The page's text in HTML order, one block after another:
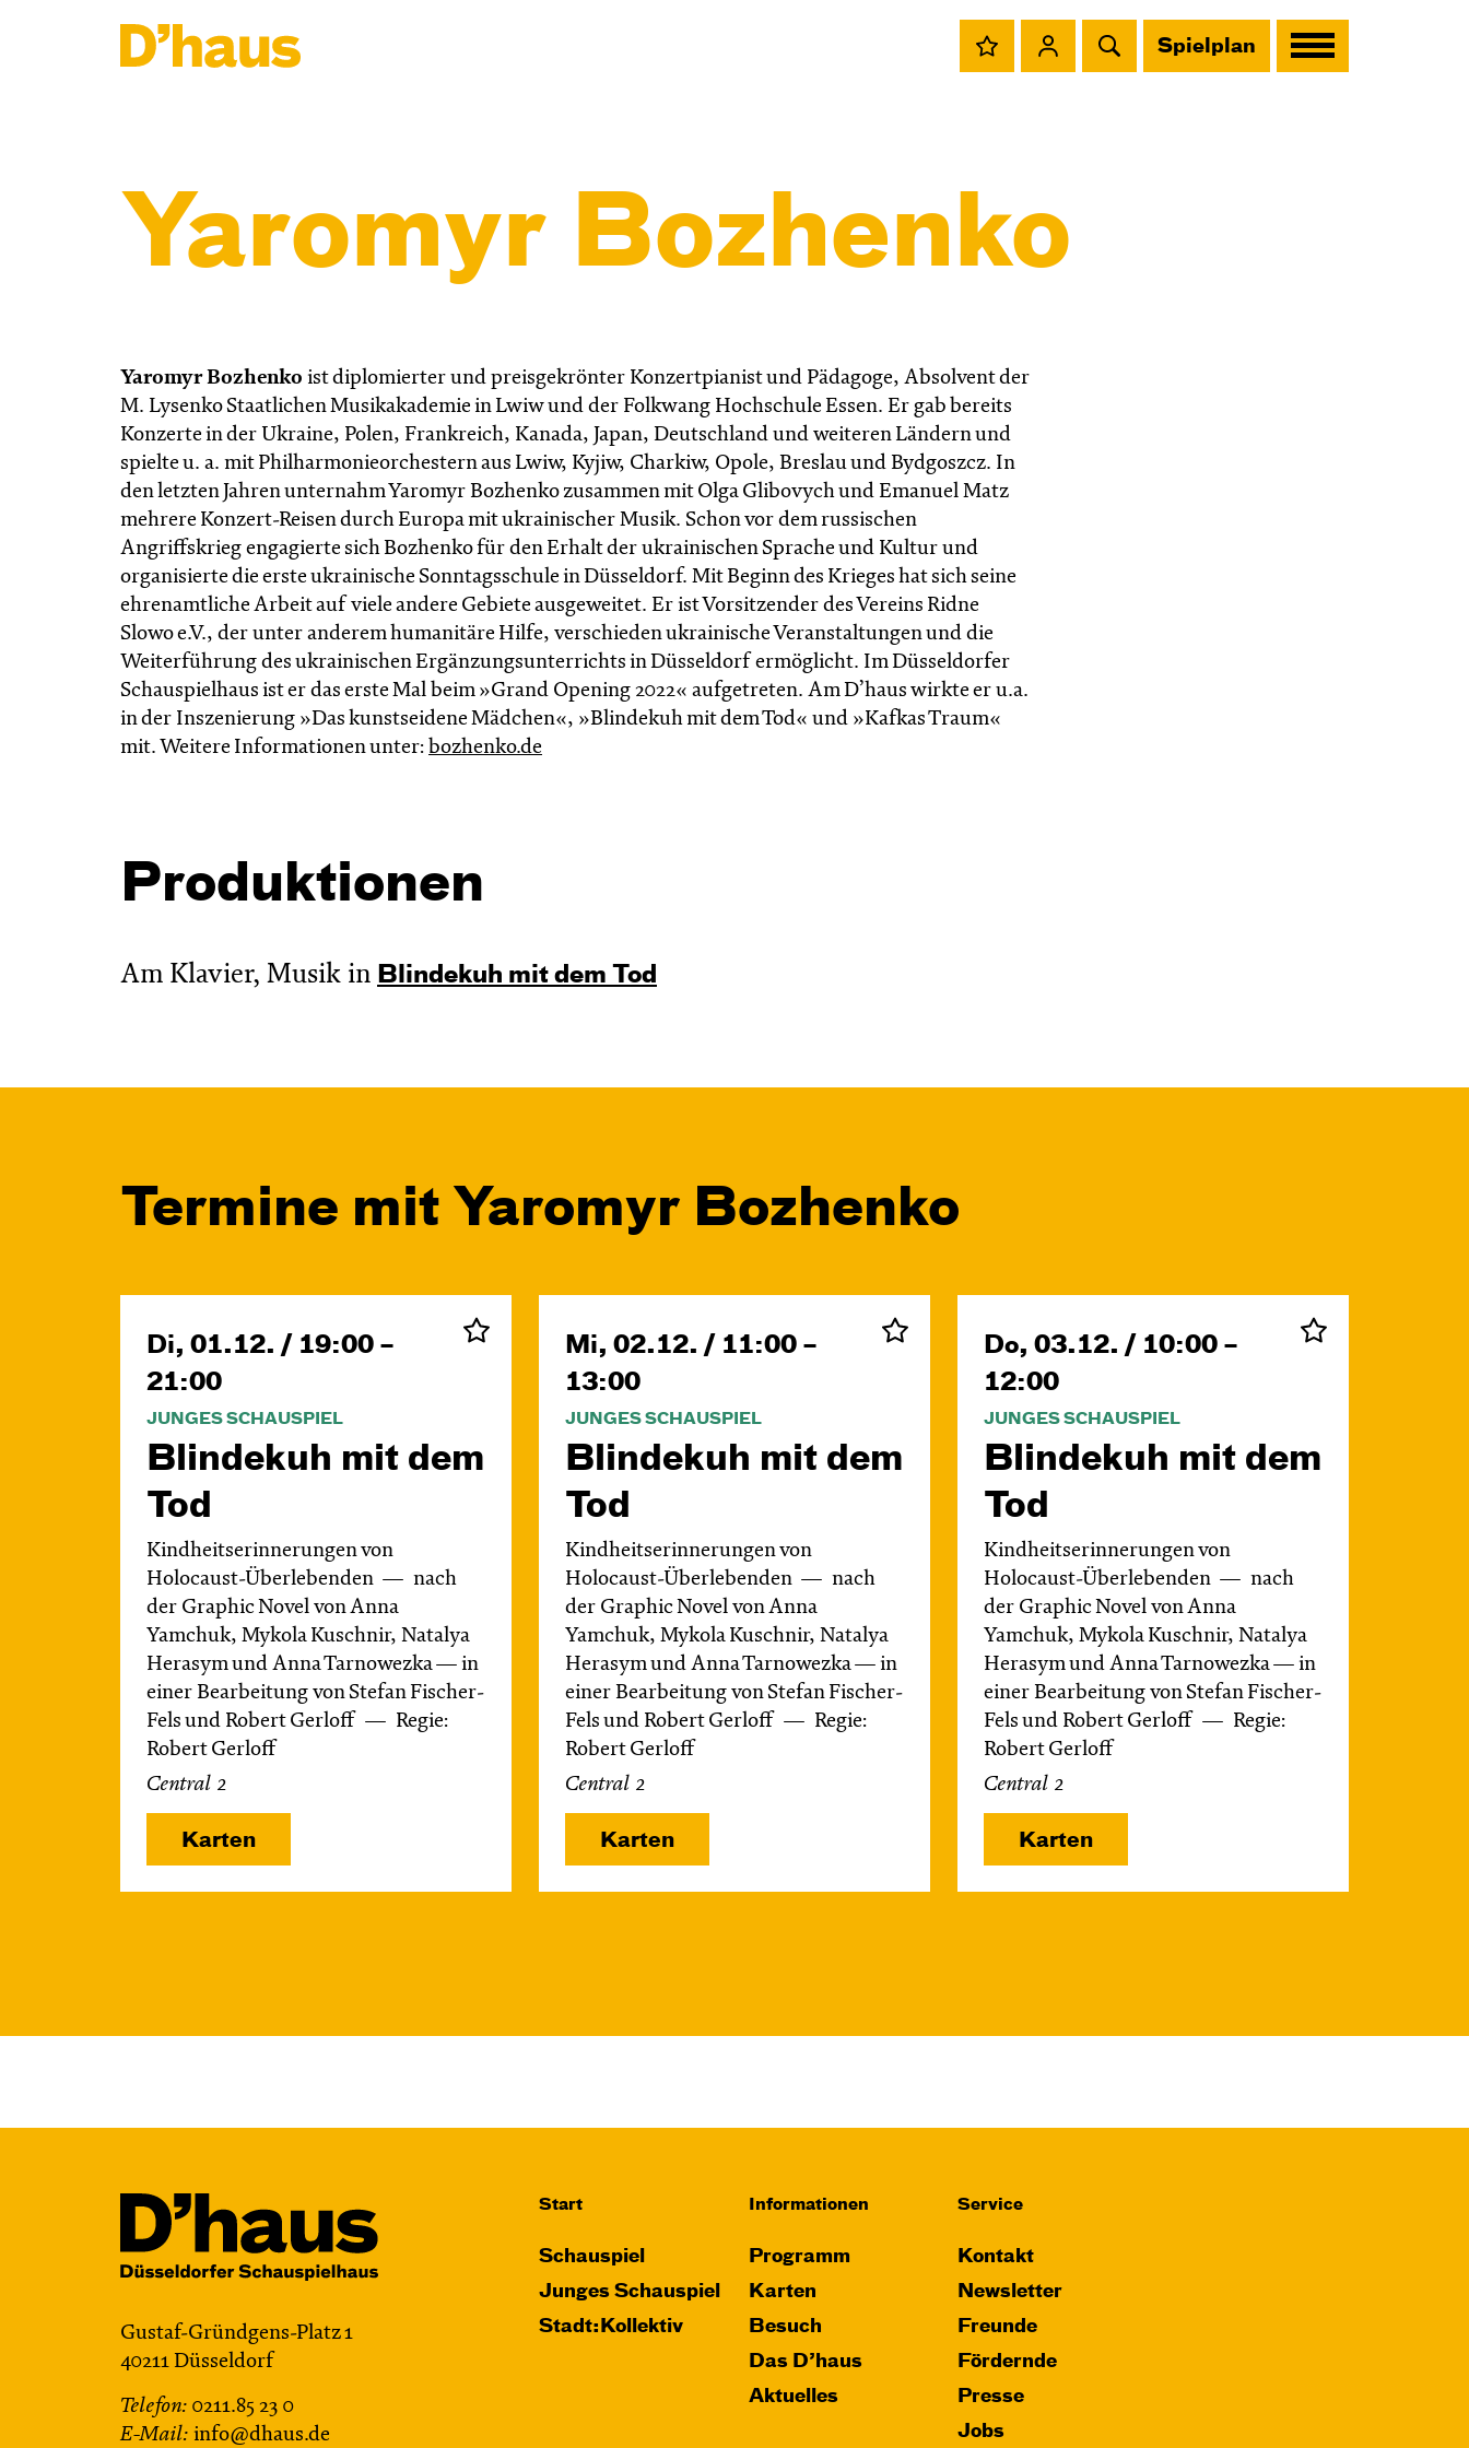
Spielplan
Yaromyr Bozhenko
Yaromyr Bozhenko ist diplomierter und preisgekrönter Konzertpianist und Pädagoge, Absolvent der
M. Lysenko Staatlichen Musikakademie in Lwiw und der Folkwang Hochschule Essen. Er gab bereits
Konzerte in der Ukraine, Polen, Frankreich, Kanada, Japan, Deutschland und weiteren Ländern und
spielte u. a. mit Philharmonieorchestern aus Lwiw, Kyjiw, Charkiw, Opole, Breslau und Bydgoszcz. In
den letzten Jahren unternahm Yaromyr Bozhenko zusammen mit Olga Glibovych und Emanuel Matz
mehrere Konzert-Reisen durch Europa mit ukrainischer Musik. Schon vor dem russischen
Angriffskrieg engagierte sich Bozhenko für den Erhalt der ukrainischen Sprache und Kultur und
organisierte die erste ukrainische Sonntagsschule in Düsseldorf. Mit Beginn des Krieges hat sich seine
ehrenamtliche Arbeit auf viele andere Gebiete ausgeweitet. Er ist Vorsitzender des Vereins Ridne
Slowo e.V., der unter anderem humanitäre Hilfe, verschieden ukrainische Veranstaltungen und die
Weiterführung des ukrainischen Ergänzungsunterrichts in Düsseldorf ermöglicht. Im Düsseldorfer
Schauspielhaus ist er das erste Mal beim »Grand Opening 2022« aufgetreten. Am D’haus wirkte er u.a.
in der Inszenierung »Das kunstseidene Mädchen«, »Blindekuh mit dem Tod« und »Kafkas Traum«
mit. Weitere Informationen unter: bozhenko.de
Produktionen
Am Klavier, Musik in Blinde­kuh mit dem Tod
Termine mit Yaromyr Bozhenko
Di, 01.12. / 19:00 –
21:00
JUNGES SCHAUSPIEL
Blinde­kuh mit dem
Tod
Kindheitserinnerungen von
Holocaust-Überlebenden
nach
der Graphic Novel von Anna
Yamchuk, Mykola Kuschnir, Natalya
Herasym und Anna Tarnowezka — in
einer Bearbeitung von Stefan Fischer-
Fels und Robert Gerloff
Regie:
Robert Gerloff
Central 2
Karten
Mi, 02.12. / 11:00 –
13:00
JUNGES SCHAUSPIEL
Blinde­kuh mit dem
Tod
Kindheitserinnerungen von
Holocaust-Überlebenden
nach
der Graphic Novel von Anna
Yamchuk, Mykola Kuschnir, Natalya
Herasym und Anna Tarnowezka — in
einer Bearbeitung von Stefan Fischer-
Fels und Robert Gerloff
Regie:
Robert Gerloff
Central 2
Karten
Do, 03.12. / 10:00 –
12:00
JUNGES SCHAUSPIEL
Blinde­kuh mit dem
Tod
Kindheitserinnerungen von
Holocaust-Überlebenden
nach
der Graphic Novel von Anna
Yamchuk, Mykola Kuschnir, Natalya
Herasym und Anna Tarnowezka — in
einer Bearbeitung von Stefan Fischer-
Fels und Robert Gerloff
Regie:
Robert Gerloff
Central 2
Karten
Gustaf-Gründgens-Platz 1
40211 Düsseldorf
Telefon: 0211.85 23 0
E-Mail: info@dhaus.de
Start
Schauspiel
Junges Schauspiel
Stadt:Kollektiv
Informationen
Programm
Karten
Besuch
Das D’haus
Aktuelles
Service
Kontakt
Newsletter
Freunde
Fördernde
Presse
Jobs